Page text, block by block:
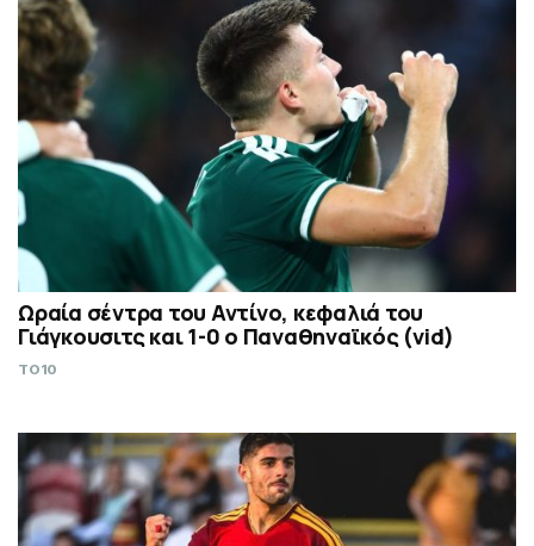
Ωραία σέντρα του Αντίνο, κεφαλιά του
Γιάγκουσιτς και 1-0 ο Παναθηναϊκός (vid)
TO10